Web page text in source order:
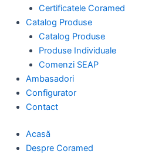
Certificatele Coramed
Catalog Produse
Catalog Produse
Produse Individuale
Comenzi SEAP
Ambasadori
Configurator
Contact
Acasă
Despre Coramed